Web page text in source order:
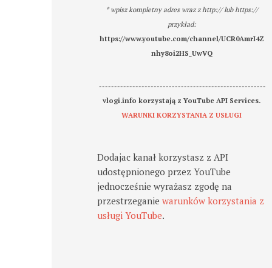
* wpisz kompletny adres wraz z http:// lub https://
przykład:
https://www.youtube.com/channel/UCR0AmrI4Z
nhy8oi2HS_UwVQ
-------------------------------------------------------
vlogi.info korzystają z YouTube API Services.
WARUNKI KORZYSTANIA Z USŁUGI
Dodajac kanał korzystasz z API
udostępnionego przez YouTube
jednocześnie wyrażasz zgodę na
przestrzeganiewarunków korzystania z
usługi YouTube.